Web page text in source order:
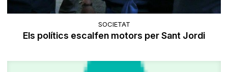
SOCIETAT
Els polítics escalfen motors per Sant Jordi